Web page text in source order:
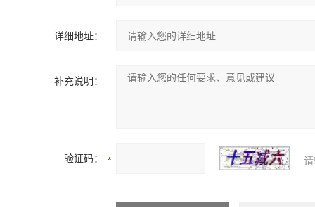
详细地址：
补充说明：
验证码：